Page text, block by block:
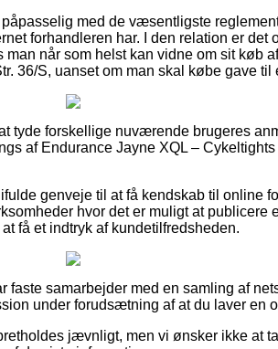
med de væsentligste
forhandleren har. I den relation er det
når som helst kan vidne om sit køb
36/S, uanset om man skal købe gave til
tyde forskellige nuværende brugeres
af Endurance Jayne XQL –
genveje til at få kendskab til online
hvor det er muligt at publicere
få et indtryk af kundetilfredsheden.
faste samarbejder med en samling af
under forudsætning af at du laver en
jævnligt, men vi ønsker ikke at